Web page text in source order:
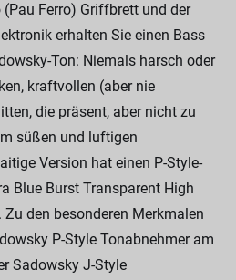
Ferro) Griffbrett und der
erhalten Sie einen Bass
Ton: Niemals harsch oder
kraftvollen (aber nie
die präsent, aber nicht zu
süßen und luftigen
Version hat einen P-Style-
Blue Burst Transparent High
den besonderen Merkmalen
P-Style Tonabnehmer am
Sadowsky J-Style